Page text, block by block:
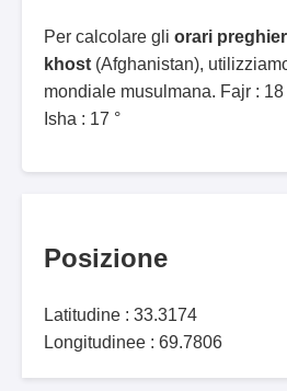
Per calcolare gli orari
khost (Afghanistan),
mondiale musulmana. Fajr : 18
Isha : 17 °
Posizione
Latitudine : 33.3174
Longitudinee : 69.7806